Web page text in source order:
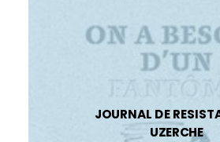
JOURNAL DE
UZERCHE